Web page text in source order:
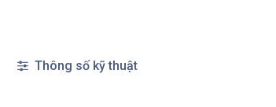
Thông số kỹ thuật